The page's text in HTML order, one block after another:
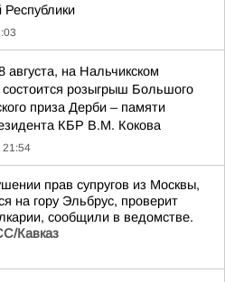
Республики
августа, на Нальчикском
розыгрыш Большого
приза Дерби – памяти
КБР В.М. Кокова
21:54
прав супругов из Москвы,
на гору Эльбрус, проверит
сообщили в ведомстве.
Кавказ